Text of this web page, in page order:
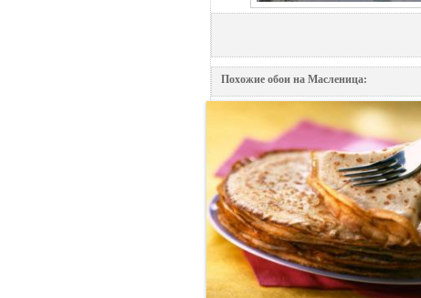
Похожие обои на Масленица: